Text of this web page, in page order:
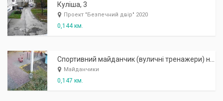
Куліша, 3
Проект "Безпечний двір" 2020
0,144 км.
Спортивний майданчик (вуличні тренажери) на бульв.Куліша
Майданчики
0,147 км.